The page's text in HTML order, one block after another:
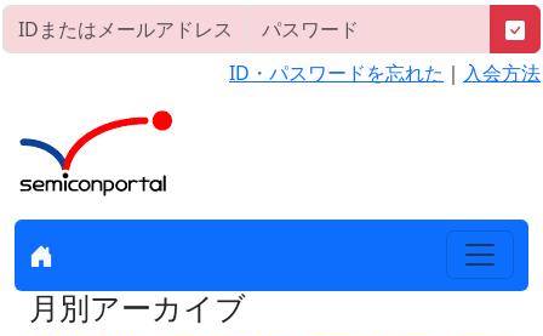
ID・パスワードを忘れた ｜ 入会方法
月別アーカイブ